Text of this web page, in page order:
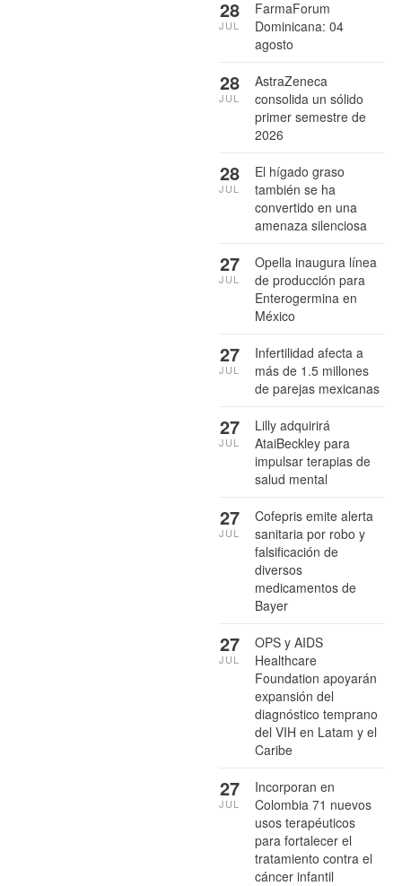
FarmaForum
Dominicana: 04
agosto
28
JUL
AstraZeneca
consolida un sólido
primer semestre de
2026
28
JUL
El hígado graso
también se ha
convertido en una
amenaza silenciosa
28
JUL
Opella inaugura línea
de producción para
Enterogermina en
México
27
JUL
Infertilidad afecta a
más de 1.5 millones
de parejas mexicanas
27
JUL
Lilly adquirirá
AtaiBeckley para
impulsar terapias de
salud mental
27
JUL
Cofepris emite alerta
sanitaria por robo y
falsificación de
diversos
medicamentos de
Bayer
27
JUL
OPS y AIDS
Healthcare
Foundation apoyarán
expansión del
diagnóstico temprano
del VIH en Latam y el
Caribe
27
JUL
Incorporan en
Colombia 71 nuevos
usos terapéuticos
para fortalecer el
tratamiento contra el
cáncer infantil
27
JUL